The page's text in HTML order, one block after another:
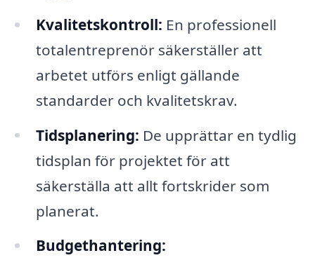
Kvalitetskontroll: En professionell
totalentreprenör säkerställer att
arbetet utförs enligt gällande
standarder och kvalitetskrav.
Tidsplanering: De upprättar en tydlig
tidsplan för projektet för att
säkerställa att allt fortskrider som
planerat.
Budgethantering: